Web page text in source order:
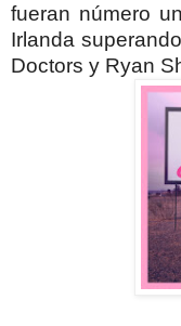
fueran número
Irlanda
Doctors y Ryan